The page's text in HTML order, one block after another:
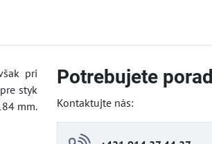
pri
styk
mm.
Potrebujete
Kontaktujte nás: